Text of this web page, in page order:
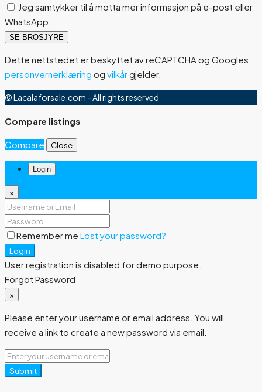
Jeg samtykker til å motta mer informasjon på e-post eller
WhatsApp.
SE BROSJYRE
Dette nettstedet er beskyttet av reCAPTCHA og Googles
personvernerklæring og vilkårgjelder.
© Lacalaforsale.com - All rights reserved
Compare listings
Compare Close
Login
×
Remember me Lost your password?
Login
User registration is disabled for demo purpose.
Forgot Password
×
Please enter your username or email address. You will
receive a link to create a new password via email.
Submit